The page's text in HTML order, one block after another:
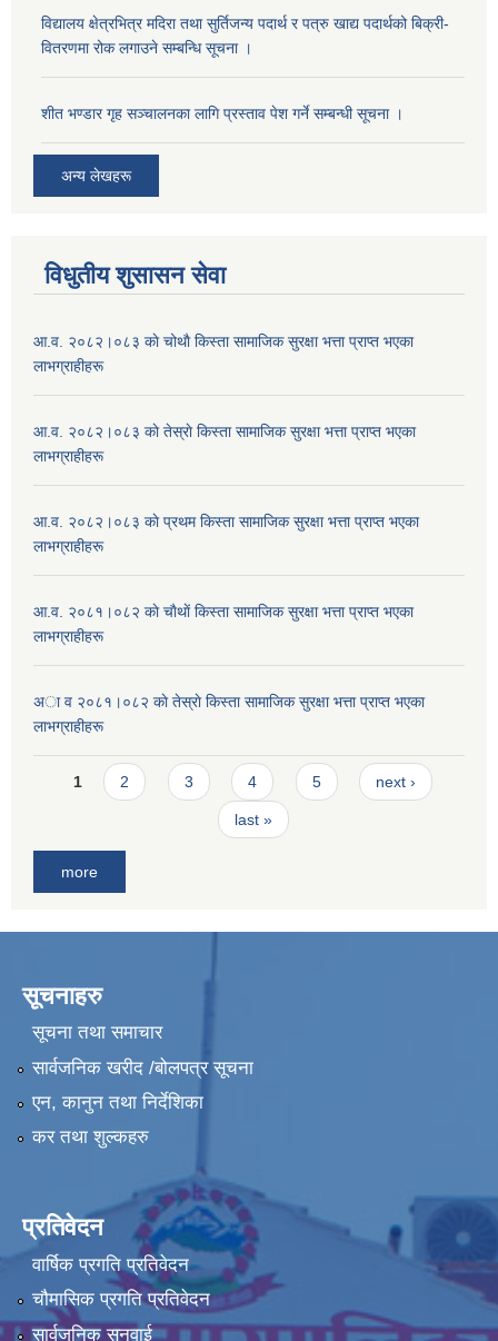
विद्यालय क्षेत्रभित्र मदिरा तथा सुर्तिजन्य पदार्थ र पत्रु खाद्य पदार्थको बिक्री-
वितरणमा रोक लगाउने सम्बन्धि सूचना ।
शीत भण्डार गृह सञ्चालनका लागि प्रस्ताव पेश गर्ने सम्बन्धी सूचना ।
अन्य लेखहरू
विधुतीय शुसासन सेवा
आ.व. २०८२।०८३ काे चोथाै‌ किस्ता सामाजिक सुरक्षा भत्ता प्राप्त भएका
लाभग्राहीहरू
आ.व. २०८२।०८३ काे तेस्राे किस्ता सामाजिक सुरक्षा भत्ता प्राप्त भएका
लाभग्राहीहरू
आ.व. २०८२।०८३ काे प्रथम किस्ता सामाजिक सुरक्षा भत्ता प्राप्त भएका
लाभग्राहीहरू
आ.व. २०८१।०८२ काे चाैथाें किस्ता सामाजिक सुरक्षा भत्ता प्राप्त भएका
लाभग्राहीहरू
अा व २०८१।०८२ काे तेस्राे किस्ता सामाजिक सुरक्षा भत्ता प्राप्त भएका
लाभग्राहीहरू
Pages
1 2 3 4 5 next ›
last »
more
सूचनाहरु
सूचना तथा समाचार
सार्वजनिक खरीद /बोलपत्र सूचना
एन, कानुन तथा निर्देशिका
कर तथा शुल्कहरु
प्रतिवेदन
वार्षिक प्रगति प्रतिवेदन
चौमासिक प्रगति प्रतिवेदन
सार्वजनिक सुनुवाई